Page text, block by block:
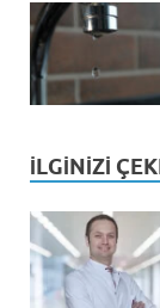
İLGINIZI